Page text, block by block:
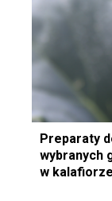
Preparaty
wybranych
w